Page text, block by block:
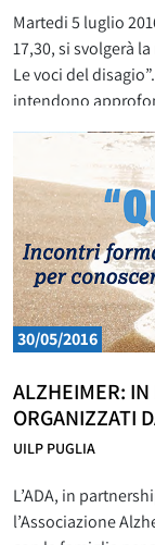
Martedi 5 luglio
17,30, si svolgerà
Le voci del
intendono
chiedendo un
alla salute di tutti
30/05/2016
ALZHEIMER: IN
ORGANIZZATI
UILP PUGLIA
L’ADA, in
l’Associazione